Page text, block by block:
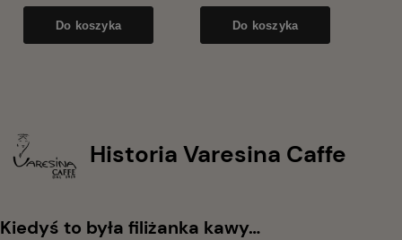
Do koszyka Do koszyka
Historia Varesina Caffe
Kiedyś to była filiżanka kawy…